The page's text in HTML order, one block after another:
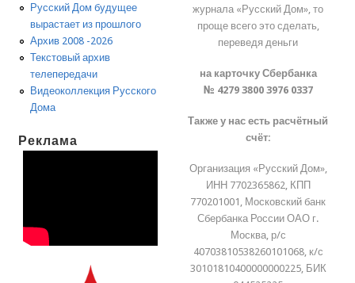
Русский Дом будущее
вырастает из прошлого
Архив 2008 -2026
Текстовый архив
телепередачи
Видеоколлекция Русского
Дома
Реклама
журнала «Русский Дом», то
проще всего это сделать,
переведя деньги
на карточку Сбербанка
№ 4279 3800 3976 0337
Также у нас есть расчётный
счёт:
Организация «Русский Дом»,
ИНН 7702365862, КПП
770201001, Московский банк
Сбербанка России ОАО г.
Москва, р/с
40703810538260101068, к/с
30101810400000000225, БИК